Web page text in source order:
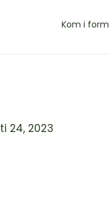
Kom i form
24, 2023